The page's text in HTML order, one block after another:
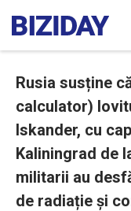
Rusia susține
calculator)
Iskander, cu
Kaliningrad de
militarii au
de radiație și